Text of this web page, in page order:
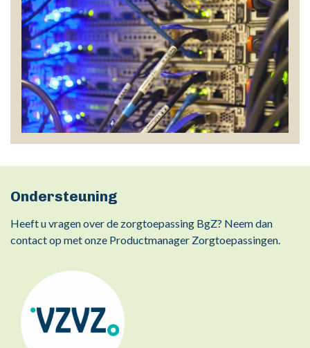
Ondersteuning
Heeft u vragen over de zorgtoepassing BgZ? Neem dan
contact op met onze Productmanager Zorgtoepassingen.